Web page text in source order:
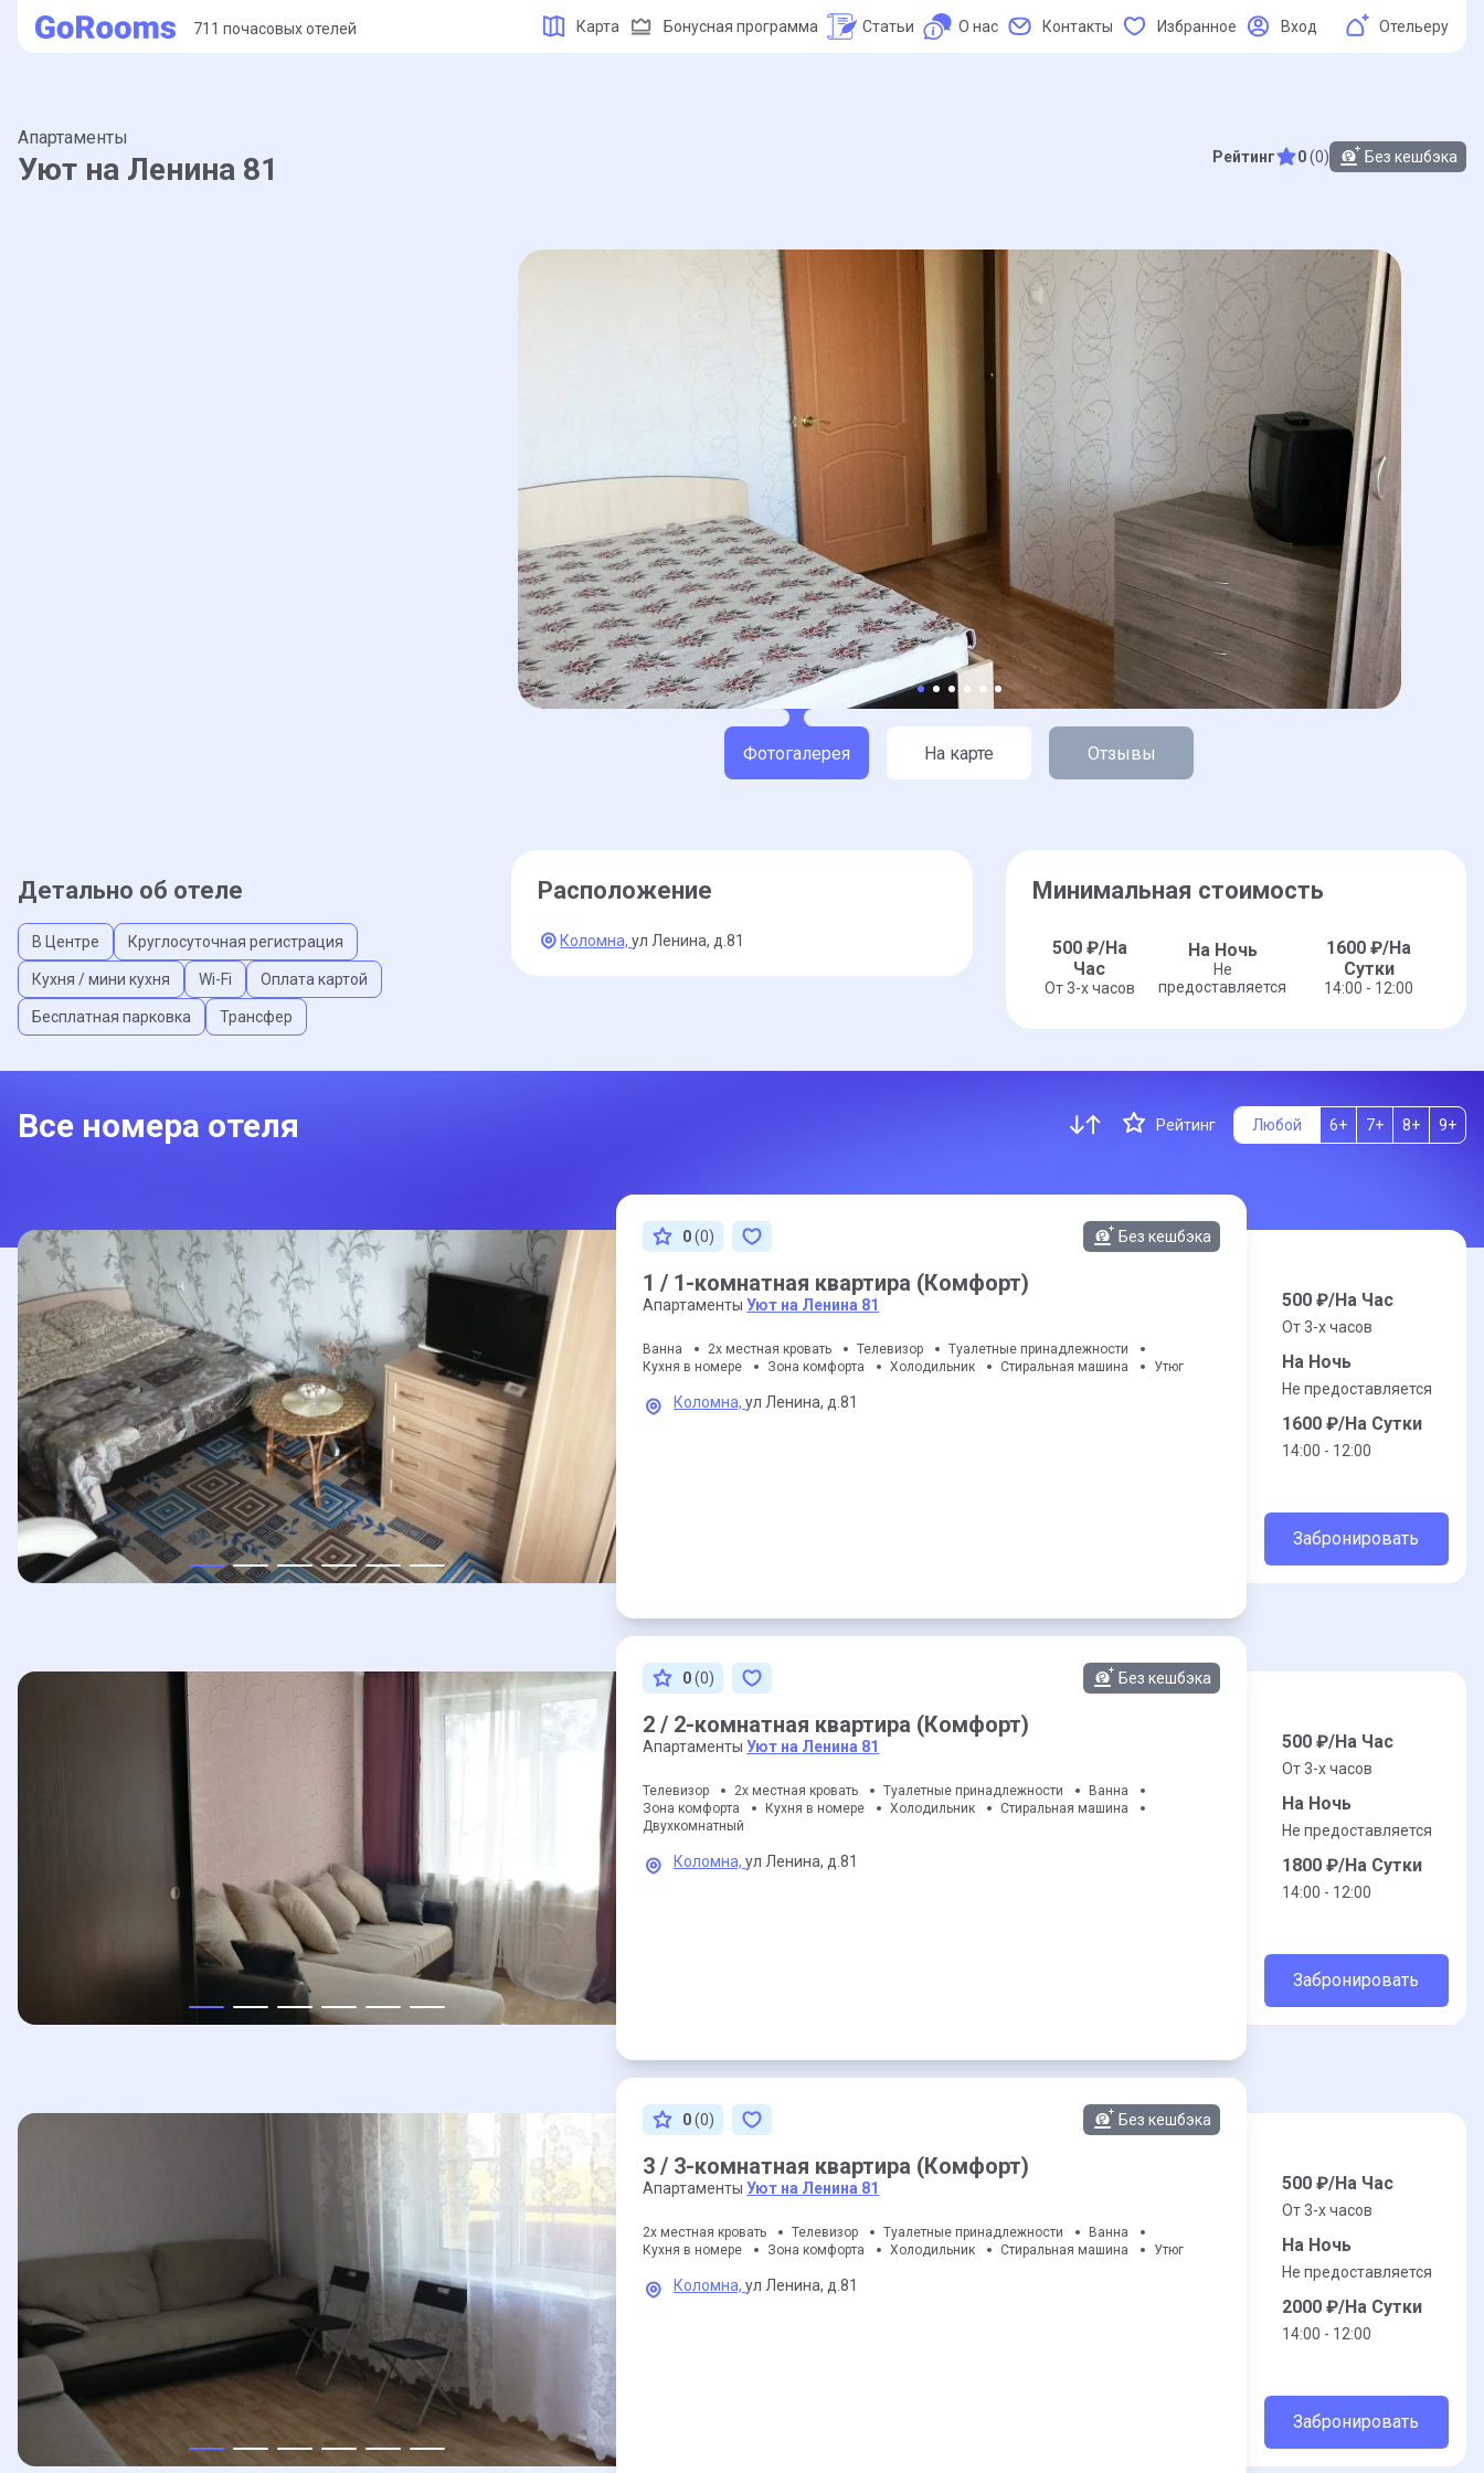
711 почасовых отелей Карта Бонусная программа Статьи О нас Контакты Избранное Вход Отельеру
Апартаменты
Уют на Ленина 81 Рейтинг 0(0) Без кешбэка
Фотогалерея На карте Отзывы
Детально об отеле
В Центре Круглосуточная регистрация
Кухня / мини кухня Wi-Fi Оплата картой
Бесплатная парковка Трансфер
Расположение
Коломна,ул Ленина, д.81
Минимальная стоимость
500₽/На
Час
От 3-x часов
На Ночь
Не
предоставляется
1600 ₽/На
Сутки
14:00 - 12:00
Все номера отеля Рейтинг Любой 6+ 7+ 8+ 9+
0(0) Без кешбэка
1 / 1-комнатная квартира (Комфорт)
АпартаментыУют на Ленина 81
Ванна 2х местная кровать Телевизор
Туалетные принадлежности
Кухня в номере
Зона комфорта Холодильник Стиральная машина Утюг
Коломна,ул Ленина, д.81
500₽/На Час
От 3-x часов
На Ночь
Не предоставляется
1600₽/На Сутки
14:00 - 12:00
Забронировать
0(0) Без кешбэка
2 / 2-комнатная квартира (Комфорт)
АпартаментыУют на Ленина 81
Телевизор 2х местная кровать Туалетные принадлежности
Ванна
Зона комфорта
Кухня в номере Холодильник
Стиральная машина
Двухкомнатный
Коломна,ул Ленина, д.81
500₽/На Час
От 3-x часов
На Ночь
Не предоставляется
1800₽/На Сутки
14:00 - 12:00
Забронировать
0(0) Без кешбэка
3 / 3-комнатная квартира (Комфорт)
АпартаментыУют на Ленина 81
2х местная кровать Телевизор Туалетные принадлежности
Ванна
Кухня в номере
Зона комфорта Холодильник Стиральная машина Утюг
Коломна,ул Ленина, д.81
500₽/На Час
От 3-x часов
На Ночь
Не предоставляется
2000₽/На Сутки
14:00 - 12:00
Забронировать